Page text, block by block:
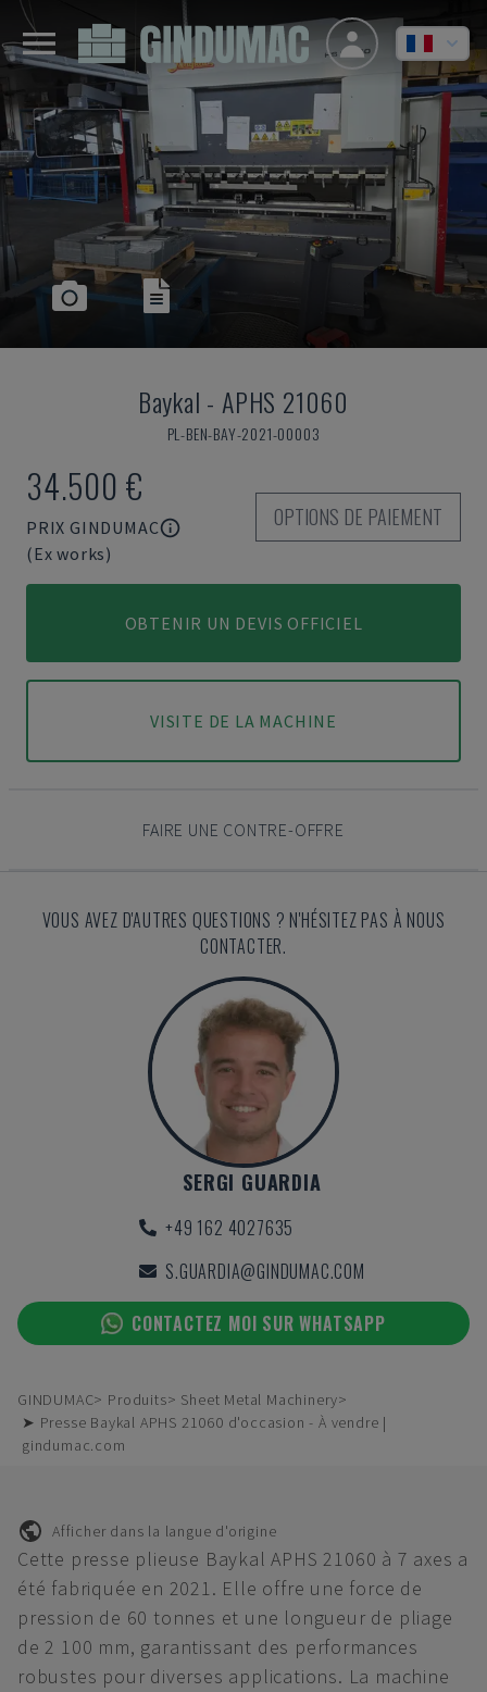
Baykal - APHS 21060
PL-BEN-BAY-2021-00003
34.500 €
PRIX GINDUMAC
(Ex works)
OPTIONS DE PAIEMENT
OBTENIR UN DEVIS OFFICIEL
VISITE DE LA MACHINE
FAIRE UNE CONTRE-OFFRE
VOUS AVEZ D'AUTRES QUESTIONS ? N'HÉSITEZ PAS À NOUS
CONTACTER.
SERGI GUARDIA
+49 162 4027635
S.GUARDIA@GINDUMAC.COM
CONTACTEZ MOI SUR WHATSAPP
GINDUMAC Produits
Sheet Metal Machinery
➤ Presse Baykal APHS 21060 d'occasion - À vendre |
gindumac.com
Afficher dans la langue d'origine
Cette presse plieuse Baykal APHS 21060 à 7 axes a
été fabriquée en 2021. Elle offre une force de
pression de 60 tonnes et une longueur de pliage
de 2 100 mm, garantissant des performances
robustes pour diverses applications. La machine